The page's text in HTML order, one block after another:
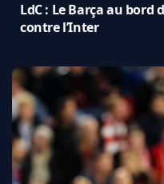
LdC : Le Barça au bord
contre l’Inter